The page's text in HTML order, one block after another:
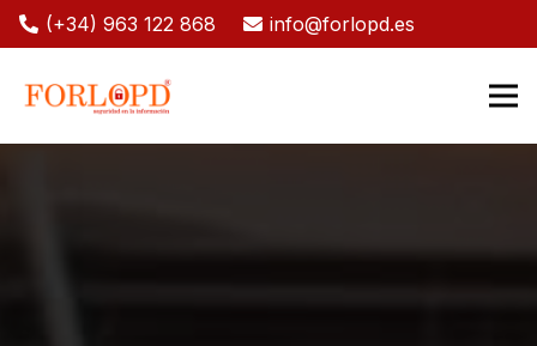
(+34) 963 122 868 info@forlopd.es